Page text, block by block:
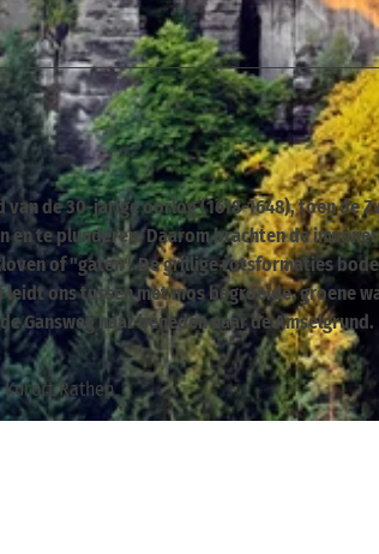
de 30-jarige oorlog (1618-1648), toen de
te plunderen. Daarom brachten de
of "gaten". De grillige rotsformaties
ons tussen met mos begroeide, groene
Gansweg naar beneden naar de Amselgrund.
Rathen